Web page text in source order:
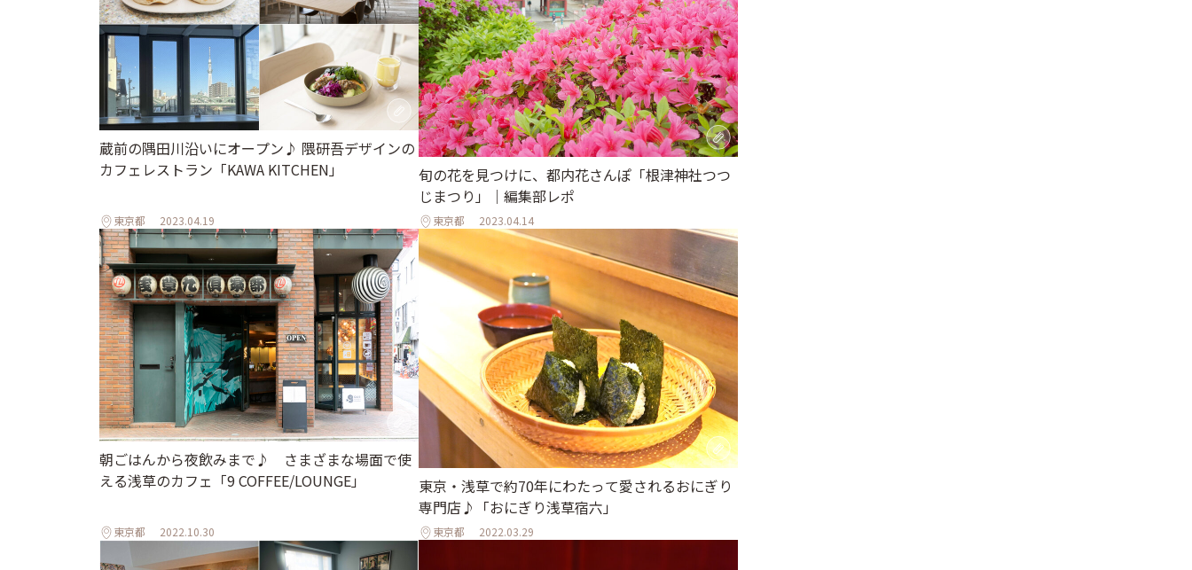
蔵前の隅田川沿いにオープン♪ 隈研吾デザインの
カフェレストラン「KAWA KITCHEN」
東京都 2023.04.19
旬の花を見つけに、都内花さんぽ「根津神社つつ
じまつり」｜編集部レポ
東京都 2023.04.14
朝ごはんから夜飲みまで♪ さまざまな場面で使
える浅草のカフェ「9 COFFEE/LOUNGE」
東京都 2022.10.30
東京・浅草で約70年にわたって愛されるおにぎり
専門店♪「おにぎり浅草宿六」
東京都 2022.03.29